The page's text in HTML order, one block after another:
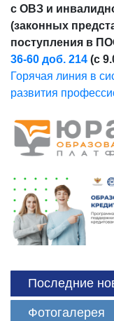
с ОВЗ и
(законных
поступления в
36-60 доб. 214 (с
Горячая линия в
развития
Последние
Фотогалерея